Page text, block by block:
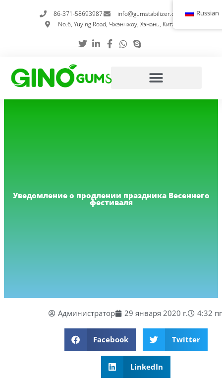
содержимому
86-371-58693987
info@gumstabilizer.com
No.6, Yuying Road, Чжэнчжоу, Хэнань, Китай
Уведомление о продлении праздника Весеннего
фестиваля
Администратор 29 января 2020 г. 4:32
Facebook Twitter
LinkedIn
Russian